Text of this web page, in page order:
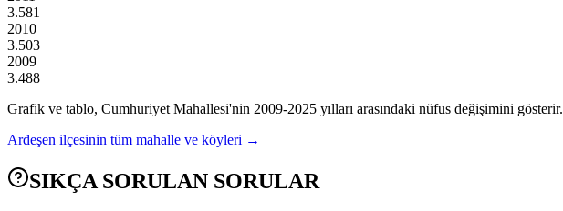
3.581
2010
3.503
2009
3.488
Grafik ve tablo, Cumhuriyet Mahallesi'nin 2009-2025 yılları arasındaki nüfus değişimini gösterir.
Ardeşen ilçesinin tüm mahalle ve köyleri →
SIKÇA SORULAN SORULAR